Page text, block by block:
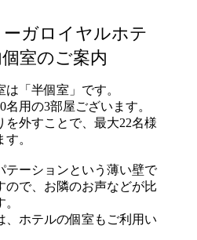
ーガロイヤルホテ
室のご案内
「半個室」です。
用の3部屋ございます。
を外すことで、最大22名様
。
テーションという薄い壁で
ので、お隣のお声などが比
、ホテルの個室もご利用い